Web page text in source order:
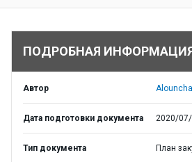
ПОДРОБНАЯ
Автор
Дата подготовки документа 2020/
Тип документа План